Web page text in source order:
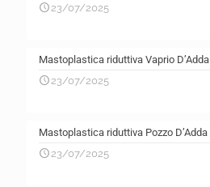
23/07/2025
Mastoplastica riduttiva Vaprio D’Adda
23/07/2025
Mastoplastica riduttiva Pozzo D’Adda
23/07/2025